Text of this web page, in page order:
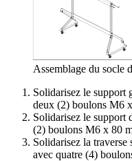
Assemblage du socle
Solidarisez le support
deux (2) boulons M6
Solidarisez le support
(2) boulons M6 x 80
Solidarisez la traverse
avec quatre (4)